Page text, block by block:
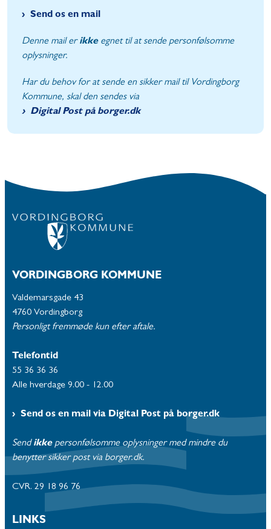
Send os en mail
Denne mail erikkeegnet til at sende personfølsomme
oplysninger.
Har du behov for at sende en sikker mail til Vordingborg
Kommune, skal den sendes via
Digital Post på borger.dk
VORDINGBORG KOMMUNE
Valdemarsgade 43
4760 Vordingborg
Personligt fremmøde kun efter aftale.
Telefontid
55 36 36 36
Alle hverdage 9.00 - 12.00
Send os en mail via Digital Post på borger.dk
Send ikke personfølsomme oplysninger med mindre du
benytter sikker post via borger.dk.
CVR. 29 18 96 76
LINKS